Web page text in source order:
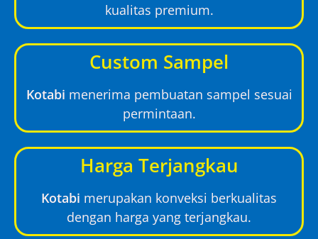
kualitas premium.
Custom Sampel
Kotabi menerima pembuatan sampel sesuai
permintaan.
Harga Terjangkau
Kotabi merupakan konveksi berkualitas
dengan harga yang terjangkau.